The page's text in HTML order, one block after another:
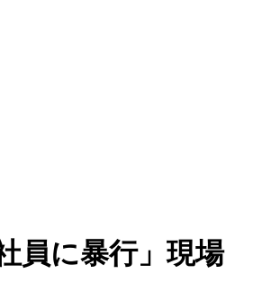
員に暴行」現場